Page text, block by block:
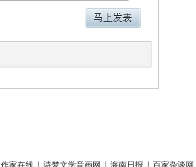
作家在线 | 诗梦文学音画网 | 海南日报 | 百家杂谈网